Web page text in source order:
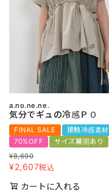
a.no.ne.ne.
気分でギュの冷感ＰＯ
FINAL SALE
接触冷感素材
70%OFF
サイズ展開あり
¥8,690
¥2,607税込
カートに入れる